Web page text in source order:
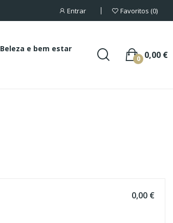
Entrar Favoritos 0
Beleza e bem estar
0,00 €
0
0,00 €